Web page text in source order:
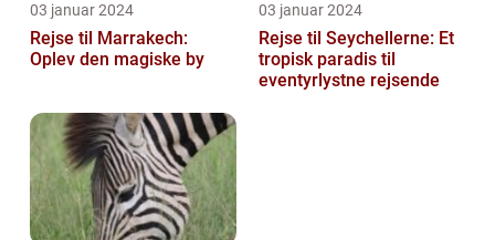
03 januar 2024
Rejse til Marrakech:
Oplev den magiske by
03 januar 2024
Rejse til Seychellerne: Et
tropisk paradis til
eventyrlystne rejsende